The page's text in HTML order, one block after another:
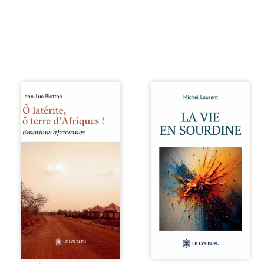
Ô latérite, ô terre
d’Afriques ! est un
poétique et
authentique aux
paysages, aux
émotions brutes
d’un continent en
entre traditions et
modernité. Des
souvenirs intimes
– la pluie à
Namoungou, le
baobab de
Zagtouli – aux
Nina et Pierre se
très jeunes,
presque par
hasard, et se sont
aimés simplement,
persuadés que la
présence de
l’autre suffirait. Ils
mènent une
existence
modeste, rythmée
par le travail, la
fatigue et les
silences. La mort
de la mère de